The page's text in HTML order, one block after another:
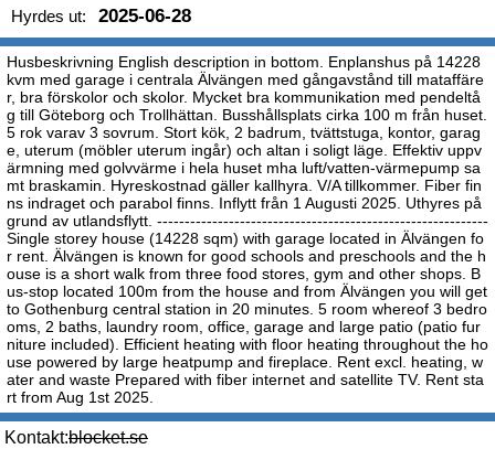
Hyrdes ut: 2025-06-28
Husbeskrivning English description in bottom. Enplanshus på 14228
kvm med garage i centrala Älvängen med gångavstånd till mataffäre
r, bra förskolor och skolor. Mycket bra kommunikation med pendeltå
g till Göteborg och Trollhättan. Busshållsplats cirka 100 m från huset.
5 rok varav 3 sovrum. Stort kök, 2 badrum, tvättstuga, kontor, garag
e, uterum (möbler uterum ingår) och altan i soligt läge. Effektiv uppv
ärmning med golvvärme i hela huset mha luft/vatten-värmepump sa
mt braskamin. Hyreskostnad gäller kallhyra. V/A tillkommer. Fiber fin
ns indraget och parabol finns. Inflytt från 1 Augusti 2025. Uthyres på
grund av utlandsflytt. ------------------------------------------------------------
Single storey house (14228 sqm) with garage located in Älvängen fo
r rent. Älvängen is known for good schools and preschools and the h
ouse is a short walk from three food stores, gym and other shops. B
us-stop located 100m from the house and from Älvängen you will get
to Gothenburg central station in 20 minutes. 5 room whereof 3 bedro
oms, 2 baths, laundry room, office, garage and large patio (patio fur
niture included). Efficient heating with floor heating throughout the ho
use powered by large heatpump and fireplace. Rent excl. heating, w
ater and waste Prepared with fiber internet and satellite TV. Rent sta
rt from Aug 1st 2025.
Kontakt:blocket.se